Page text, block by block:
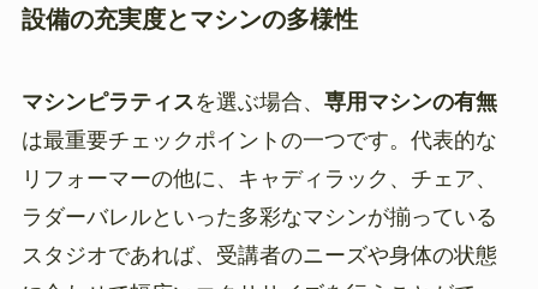
設備の充実度とマシンの多様性
マシンピラティスを選ぶ場合、 専用マシンの有無
は最重要チェックポイントの一つです。代表的な
リフォーマーの他に、キャディラック、チェア、
ラダーバレルといった多彩なマシンが揃っている
スタジオであれば、受講者のニーズや身体の状態